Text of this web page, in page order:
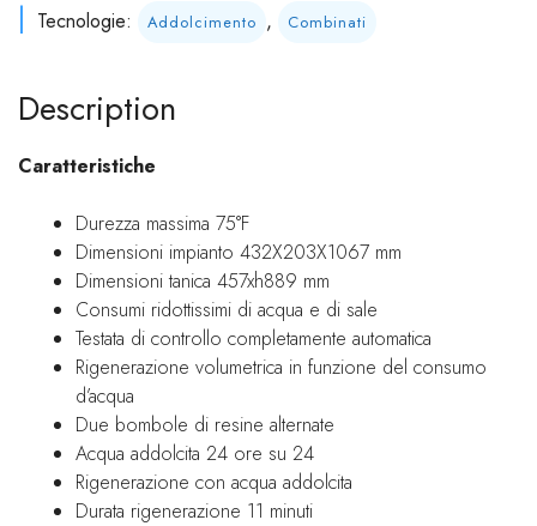
Tecnologie: Addolcimento , Combinati
Description
Caratteristiche
Durezza massima 75°F
Dimensioni impianto 432X203X1067 mm
Dimensioni tanica 457xh889 mm
Consumi ridottissimi di acqua e di sale
Testata di controllo completamente automatica
Rigenerazione volumetrica in funzione del consumo
d’acqua
Due bombole di resine alternate
Acqua addolcita 24 ore su 24
Rigenerazione con acqua addolcita
Durata rigenerazione 11 minuti